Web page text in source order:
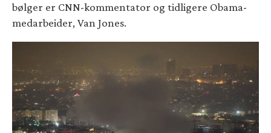
bølger er CNN-kommentator og tidligere Obama-
medarbeider, Van Jones.